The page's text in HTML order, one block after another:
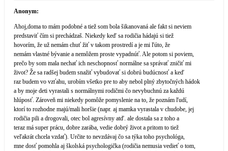
Anonym:
Ahoj,doma to mám podobné a tiež som bola šikanovaná ale fakt si neviem
predstaviť čím si prechádzaš. Niekedy keď sa rodičia hádajú si tiež
hovorím, že už nemám chuť žiť v takom prostredí a je mi ľúto, že
nemám vlastné bývanie a nemôžem proste vypadnúť. Ale potom si poviem,
prečo by som mala nechať ich neschopnosť normálne sa správať zničiť mi
život? Že sa radšej budem snažiť vybudovať si dobrú budúcnosť a keď
raz budem vo vzťahu, urobím všetko pre to aby nebol plný zbytočných hádok
a by moje deti vyrastali s normálnymi rodičmi čo nevybuchnú za každú
hlúposť. Zároveň mi niekedy pomôže pomyslenie na to, že poznám ľudí,
ktorí to rozhodne majú/mali horšie (napr. aj mamka vyrastala v chudobe, jej
rodičia pili a drogovali, otec bol agresívny atď. ale dostala sa z toho a
teraz má super prácu, dobre zarába, vedie dobrý život a pritom to tiež
veľakrát chcela vzdať). Určite to nevzdávaj čo sa týka toho psychológa,
mne dosť pomohla aj školská psychologička (rodičia nemusia vedieť o tom,